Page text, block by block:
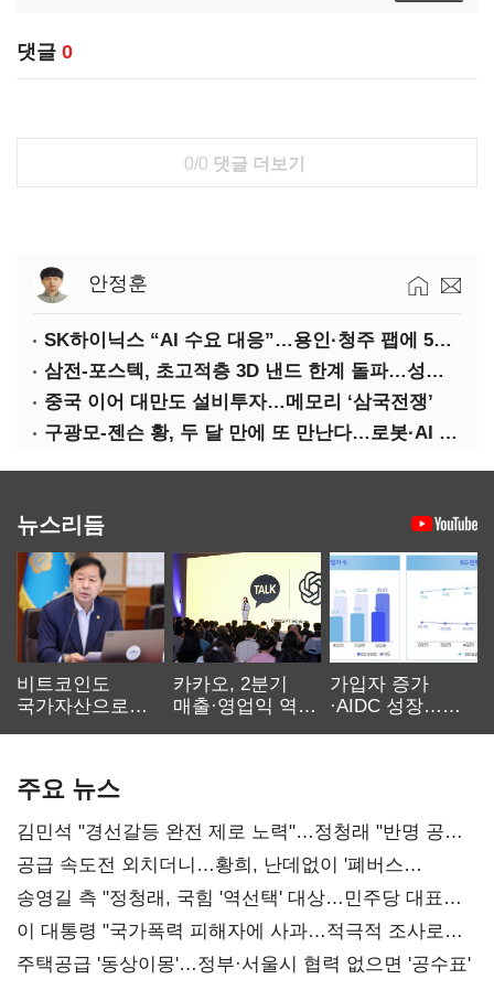
댓글 0
0/0 댓글 더보기
안정훈
SK하이닉스 “AI 수요 대응”…용인·청주 팹에 54조 투자
삼전-포스텍, 초고적층 3D 낸드 한계 돌파…성능·전력효율 개선
중국 이어 대만도 설비투자…메모리 ‘삼국전쟁’
구광모-젠슨 황, 두 달 만에 또 만난다…로봇·AI 등 논의
뉴스리듬
비트코인도
국가자산으로…'
카카오, 2분기
매출·영업익 역대
가입자 증가
·AIDC 성장…
주요 뉴스
김민석 "경선갈등 완전 제로 노력"…정청래 "반명 공세
사과부터"
공급 속도전 외치더니…황희, 난데없이 '폐버스
리모델링' 제안
송영길 측 "정청래, 국힘 '역선택' 대상…민주당 대표로
총선 지휘 못해"
이 대통령 "국가폭력 피해자에 사과…적극적 조사로
진실 밝혀야"
주택공급 '동상이몽'…정부·서울시 협력 없으면 '공수표'